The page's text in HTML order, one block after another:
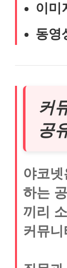
이미
동영
커
공
야코
하는
끼리
커뮤